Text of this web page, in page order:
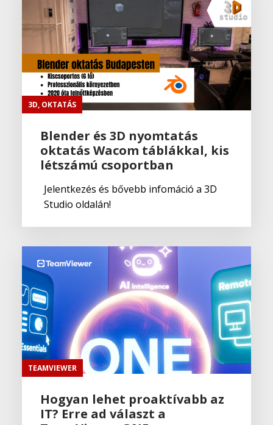
3D, OKTATÁS
Blender és 3D nyomtatás
oktatás Wacom táblákkal, kis
létszámú csoportban
Jelentkezés és bővebb infomáció a 3D
Studio oldalán!
TEAMVIEWER
Hogyan lehet proaktívabb az
IT? Erre ad választ a